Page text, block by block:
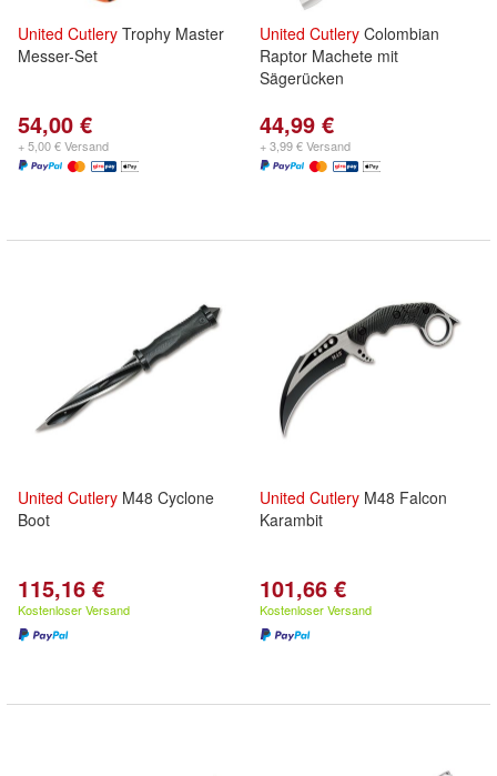
United Cutlery Trophy Master
Messer-Set
54,00 €
+ 5,00 € Versand
United Cutlery Colombian
Raptor Machete mit
Sägerücken
44,99 €
+ 3,99 € Versand
United Cutlery M48 Cyclone
Boot
115,16 €
Kostenloser Versand
United Cutlery M48 Falcon
Karambit
101,66 €
Kostenloser Versand